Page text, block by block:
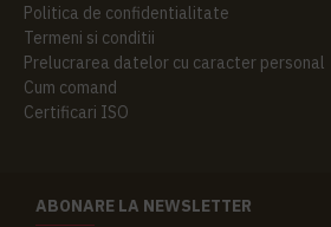
Politica de confidentialitate
Termeni si conditii
Prelucrarea datelor cu caracter personal
Cum comand
Certificari ISO
ABONARE LA NEWSLETTER